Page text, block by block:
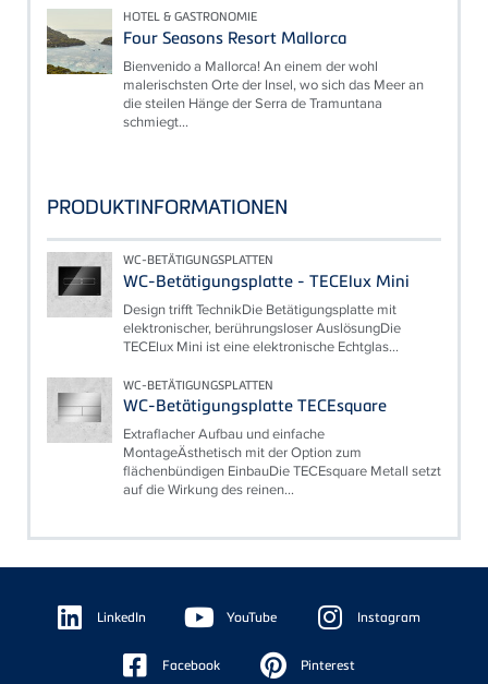
HOTEL & GASTRONOMIE
Four Seasons Resort Mallorca
Bienvenido a Mallorca! An einem der wohl
malerischsten Orte der Insel, wo sich das Meer an
die steilen Hänge der Serra de Tramuntana
schmiegt...
PRODUKTINFORMATIONEN
WC-BETÄTIGUNGSPLATTEN
WC-Betätigungsplatte - TECElux Mini
Design trifft TechnikDie Betätigungsplatte mit
elektronischer, berührungsloser AuslösungDie
TECElux Mini ist eine elektronische Echtglas...
WC-BETÄTIGUNGSPLATTEN
WC-Betätigungsplatte TECEsquare
Extraflacher Aufbau und einfache
MontageÄsthetisch mit der Option zum
flächenbündigen EinbauDie TECEsquare Metall setzt
auf die Wirkung des reinen...
Floating
Sidebar LinkedIn YouTube Instagram
Facebook Pinterest